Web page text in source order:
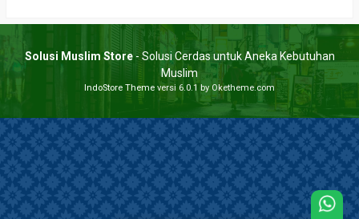
Solusi Muslim Store- Solusi Cerdas untuk Aneka Kebutuhan
Muslim
IndoStore Theme versi 6.0.1 by Oketheme.com